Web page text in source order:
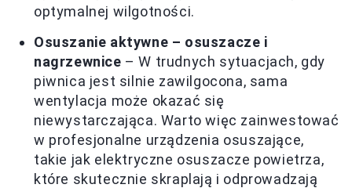
optymalnej wilgotności.
Osuszanie aktywne – osuszacze i
nagrzewnice – W trudnych sytuacjach, gdy
piwnica jest silnie zawilgocona, sama
wentylacja może okazać się
niewystarczająca. Warto więc zainwestować
w profesjonalne urządzenia osuszające,
takie jak elektryczne osuszacze powietrza,
które skutecznie skraplają i odprowadzają